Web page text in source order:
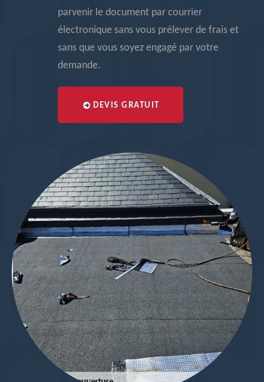
parvenir le document par courrier
électronique sans vous prélever de frais et
sans que vous soyez engagé par votre
demande.
DEVIS GRATUIT